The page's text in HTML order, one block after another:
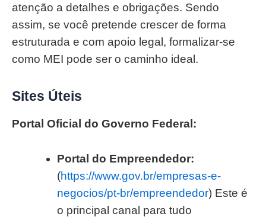
atenção a detalhes e obrigações. Sendo
assim, se você pretende crescer de forma
estruturada e com apoio legal, formalizar-se
como MEI pode ser o caminho ideal.
Sites Úteis
Portal Oficial do Governo Federal:
Portal do Empreendedor:
(https://www.gov.br/empresas-e-
negocios/pt-br/empreendedor) Este é
o principal canal para tudo